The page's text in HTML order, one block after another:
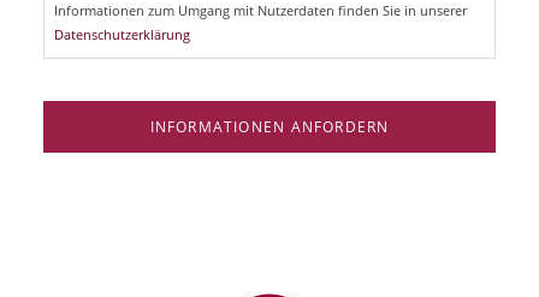
Informationen zum Umgang mit Nutzerdaten finden Sie in unserer
Datenschutzerklärung
INFORMATIONEN ANFORDERN